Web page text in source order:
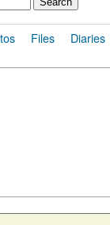
Files Diaries